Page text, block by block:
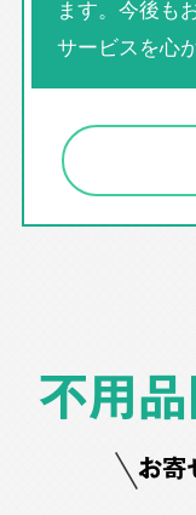
ます。今後も
サービスを心
不用
お寄